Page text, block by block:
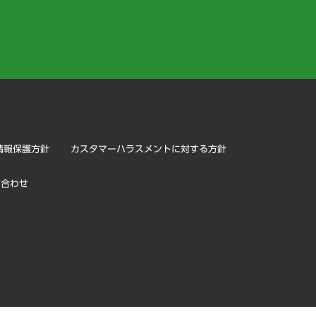
報保護方針 カスタマーハラスメントに対する方針
わせ